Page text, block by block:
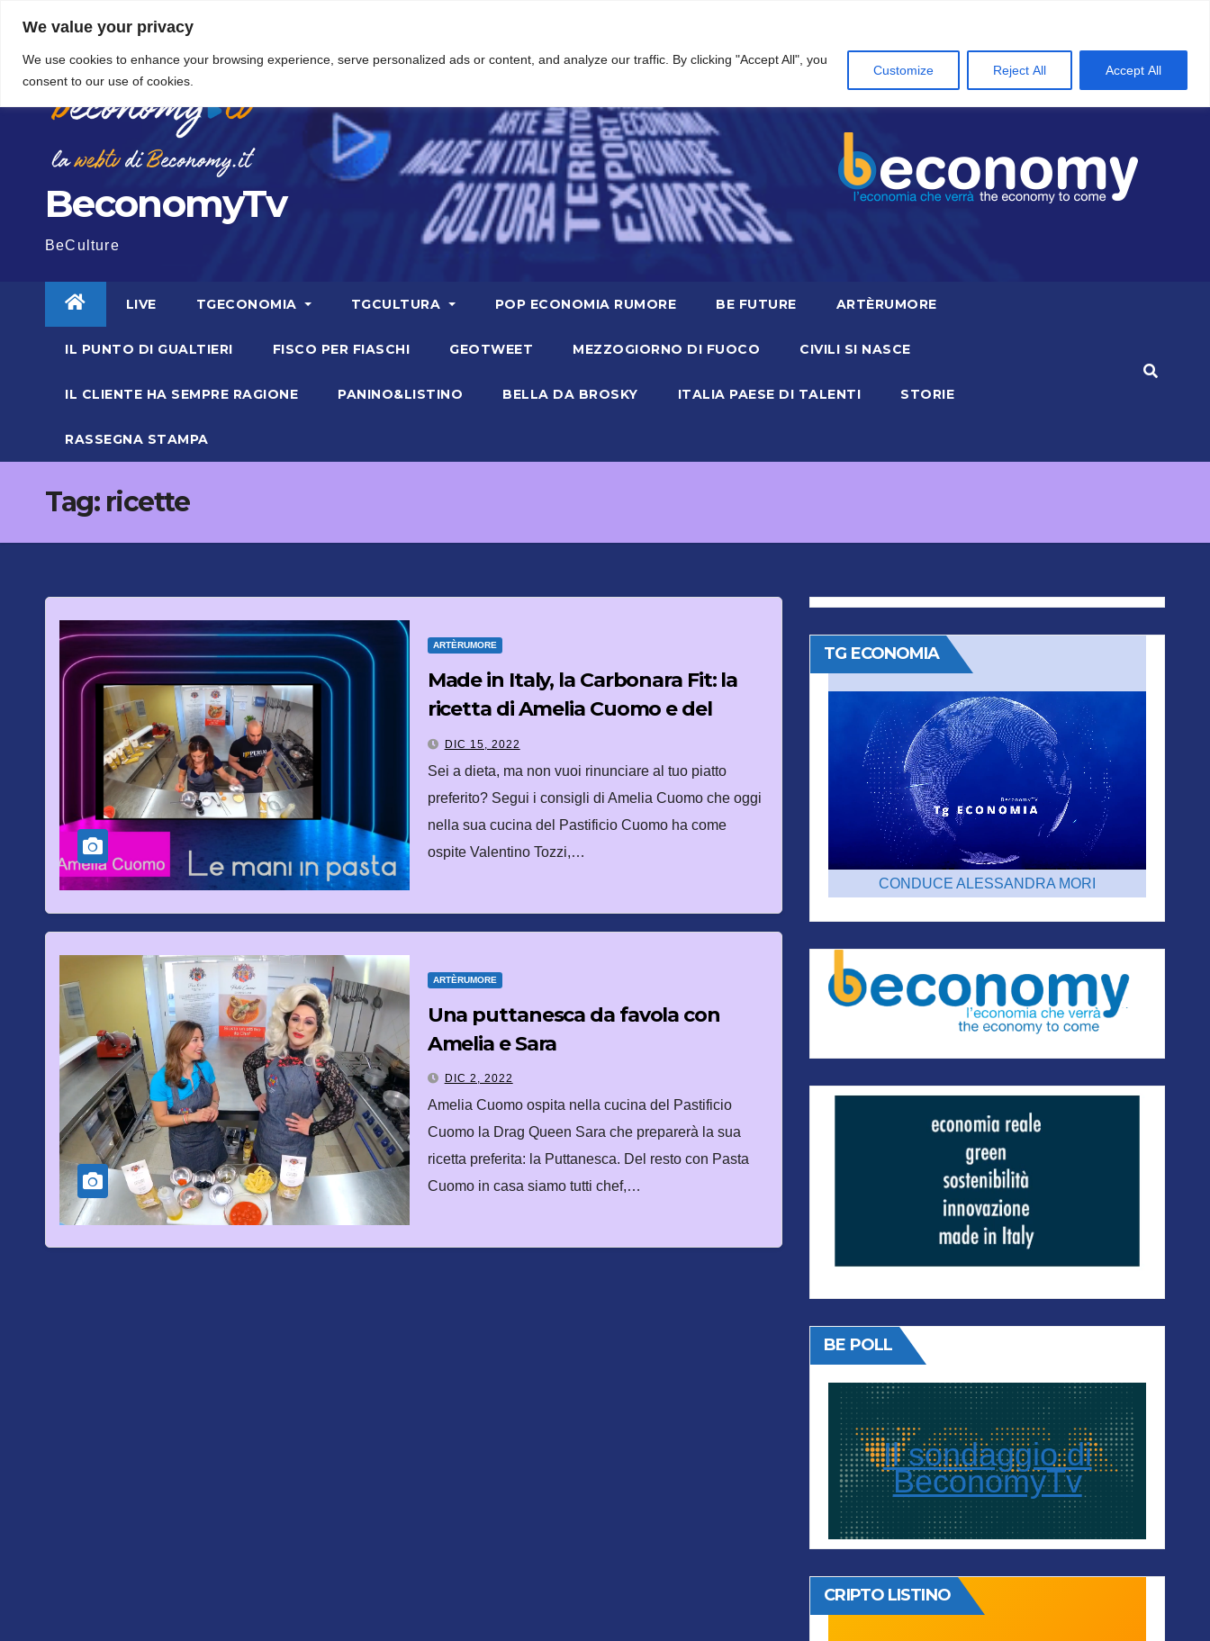
We value your privacy
We use cookies to enhance your browsing experience, serve personalized ads or content, and analyze our traffic. By clicking "Accept All", you
consent to our use of cookies.
Customize Reject All Accept All
contenuto
5 Agosto 2026 11:20
BeconomyTv
BeCulture
LIVE TGECONOMIA TGCULTURA POP ECONOMIA RUMORE BE FUTURE ARTÈRUMORE
IL PUNTO DI GUALTIERI FISCO PER FIASCHI GEOTWEET MEZZOGIORNO DI FUOCO CIVILI SI NASCE
IL CLIENTE HA SEMPRE RAGIONE PANINO&LISTINO BELLA DA BROSKY ITALIA PAESE DI TALENTI STORIE
RASSEGNA STAMPA
Tag: ricette
ARTÈRUMORE
Made in Italy, la Carbonara Fit: la
ricetta di Amelia Cuomo e del
palestrato Tozzi
DIC 15, 2022
Sei a dieta, ma non vuoi rinunciare al tuo piatto
preferito? Segui i consigli di Amelia Cuomo che oggi
nella sua cucina del Pastificio Cuomo ha come
ospite Valentino Tozzi,…
ARTÈRUMORE
Una puttanesca da favola con
Amelia e Sara
DIC 2, 2022
Amelia Cuomo ospita nella cucina del Pastificio
Cuomo la Drag Queen Sara che preparerà la sua
ricetta preferita: la Puttanesca. Del resto con Pasta
Cuomo in casa siamo tutti chef,…
TG ECONOMIA
CONDUCE ALESSANDRA MORI
BE POLL
Il sondaggio di
BeconomyTv
CRIPTO LISTINO